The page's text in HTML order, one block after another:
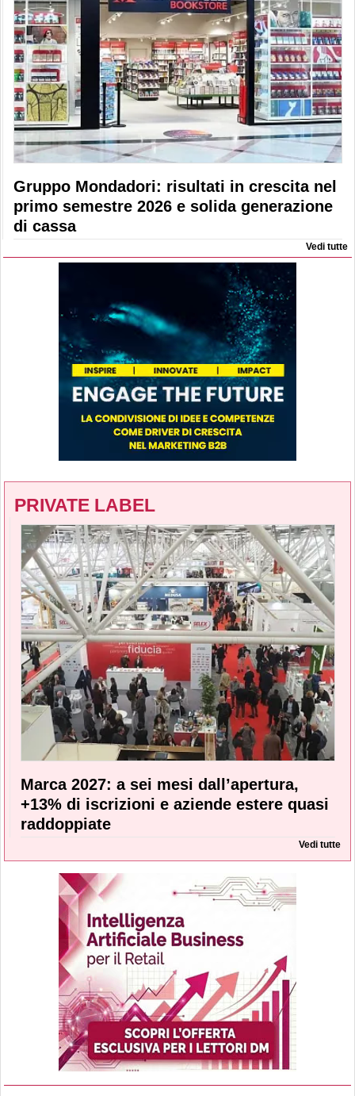
Gruppo Mondadori: risultati in crescita nel
primo semestre 2026 e solida generazione
di cassa
Vedi tutte
PRIVATE LABEL
Marca 2027: a sei mesi dall’apertura,
+13% di iscrizioni e aziende estere quasi
raddoppiate
Vedi tutte